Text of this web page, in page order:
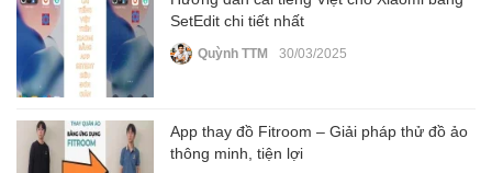
SetEdit chi tiết nhất
Quỳnh TTM 30/03/2025
App thay đồ Fitroom – Giải pháp thử đồ ảo
thông minh, tiện lợi